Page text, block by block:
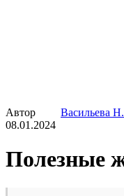
Автор
Васильева
08.01.2024
Полезные